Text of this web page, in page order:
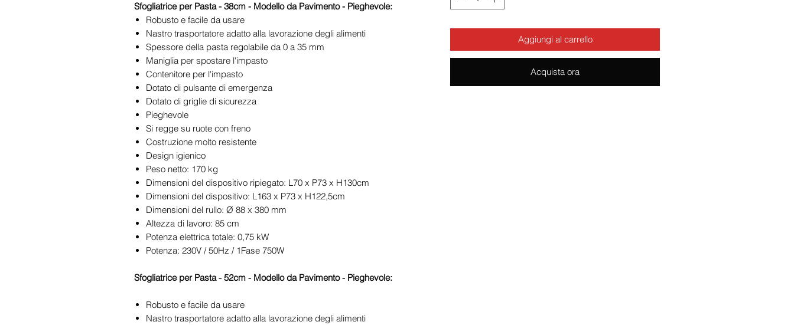
Sfogliatrice per Pasta - 38cm - Modello da Pavimento - Pieghevole:
Robusto e facile da usare
Nastro trasportatore adatto alla lavorazione degli alimenti
Spessore della pasta regolabile da 0 a 35 mm
Maniglia per spostare l'impasto
Contenitore per l'impasto
Dotato di pulsante di emergenza
Dotato di griglie di sicurezza
Pieghevole
Si regge su ruote con freno
Costruzione molto resistente
Design igienico
Peso netto: 170 kg
Dimensioni del dispositivo ripiegato: L70 x P73 x H130cm
Dimensioni del dispositivo: L163 x P73 x H122,5cm
Dimensioni del rullo: Ø 88 x 380 mm
Altezza di lavoro: 85 cm
Potenza elettrica totale: 0,75 kW
Potenza: 230V / 50Hz / 1Fase 750W
Sfogliatrice per Pasta - 52cm - Modello da Pavimento - Pieghevole:
Robusto e facile da usare
Nastro trasportatore adatto alla lavorazione degli alimenti
Aggiungi al carrello
Acquista ora